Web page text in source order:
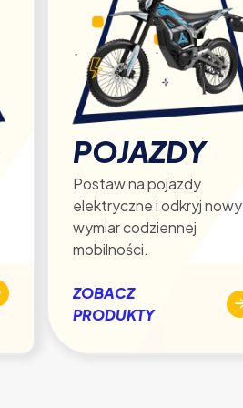
POJAZDY
Postaw na pojazdy
elektryczne i odkryj nowy
wymiar codziennej
mobilności.
ZOBACZ
PRODUKTY